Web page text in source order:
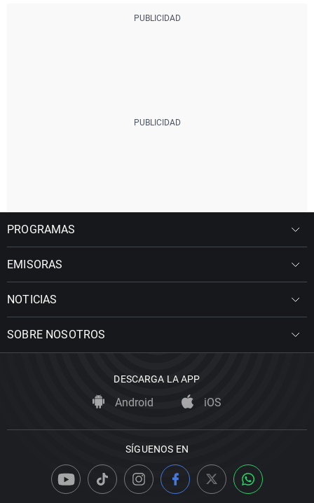
PROGRAMAS
EMISORAS
NOTICIAS
SOBRE NOSOTROS
DESCARGA LA APP
Android iOS
SÍGUENOS EN